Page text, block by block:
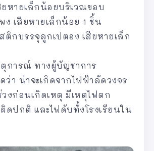
ยหายเล็กน้อยบริเวณขอบ
ง เสียหายเล็กน้อย 1 ชิ้น
ติกบรรจุลูกเปตอง เสียหายเล็ก
ตุการณ์ ทางผู้บัญชาการ
ว่า น่าจะเกิดจากไฟฟ้าลัดวงจร
งก่อนเกิดเหตุ มีเหตุไฟตก
ดปกติ และไฟดับทั้งโรงเรียนใน